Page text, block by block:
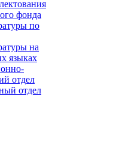
фонда
по
на
языках
отдел
отдел